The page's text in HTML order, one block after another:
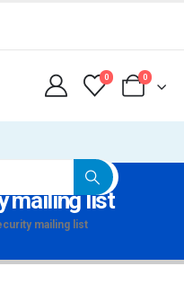
0 0
mailing list
mailing list